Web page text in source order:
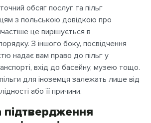
обсяг послуг та пільг
з польською довідкою про
це вирішується в
З іншого боку, посвідчення
надає вам право до пільг у
вхід до басейну, музею тощо.
для іноземця залежать лише від
або її причини.